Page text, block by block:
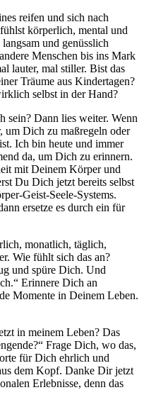
reifen und sich nach
körperlich, mental und
und genüsslich
Menschen bis ins Mark
lauter, mal stiller. Bist das
Träume aus Kindertagen?
selbst in der Hand?
Dann lies weiter. Wenn
um Dich zu maßregeln oder
Ich bin heute und immer
da, um Dich zu erinnern.
mit Deinem Körper und
Du Dich jetzt bereits selbst
Geist-Seele-Systems.
ersetze es durch ein für
monatlich, täglich,
Wie fühlt sich das an?
und spüre Dich. Und
Erinnere Dich an
Momente in Deinem Leben.
in meinem Leben? Das
Frage Dich, wo das,
für Dich ehrlich und
dem Kopf. Danke Dir jetzt
Erlebnisse, denn das